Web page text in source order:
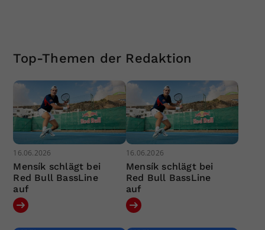
Top-Themen der Redaktion
16.06.2026
Mensík schlägt bei
Red Bull BassLine
auf
16.06.2026
Mensík schlägt bei
Red Bull BassLine
auf